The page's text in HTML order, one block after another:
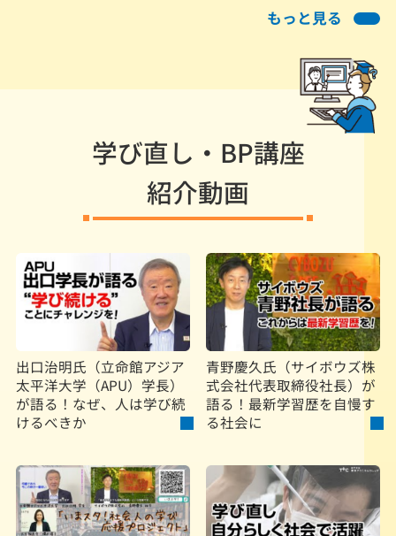
もっと見る
学び直し・BP講座
紹介動画
出口治明氏（立命館アジア
太平洋大学（APU）学長）
が語る！なぜ、人は学び続
けるべきか
青野慶久氏（サイボウズ株
式会社代表取締役社長）が
語る！最新学習歴を自慢す
る社会に